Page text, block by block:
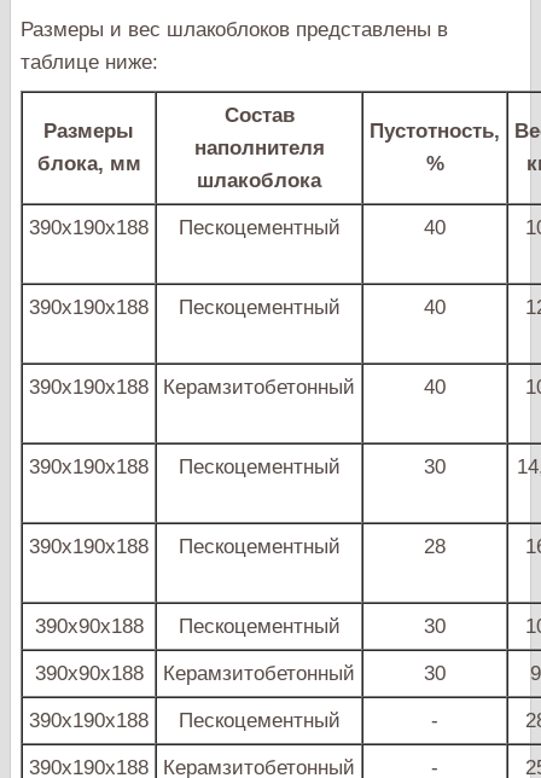
Размеры и вес шлакоблоков представлены в
таблице ниже:
Размеры
блока, мм
Состав
наполнителя
шлакоблока
Пустотность,
%
390х190х188 Пескоцементный 40
390х190х188 Пескоцементный 40
390х190х188 Керамзитобетонный 40
390х190х188 Пескоцементный 30
390х190х188 Пескоцементный 28
390х90х188 Пескоцементный 30
390х90х188 Керамзитобетонный 30 9
390х190х188 Пескоцементный -
390х190х188 Керамзитобетонный -